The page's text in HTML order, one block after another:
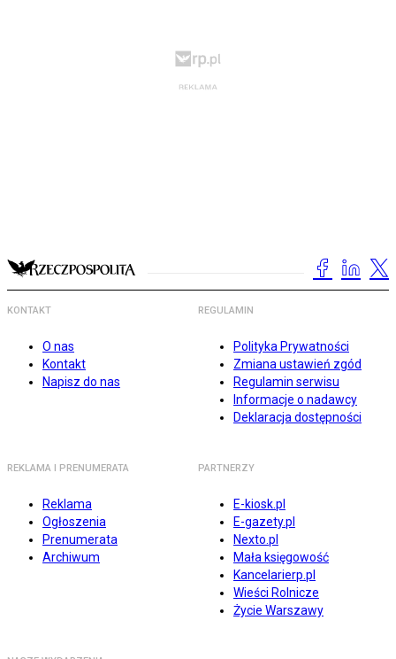
KONTAKT
O nas
Kontakt
Napisz do nas
REGULAMIN
Polityka Prywatności
Zmiana ustawień zgód
Regulamin serwisu
Informacje o nadawcy
Deklaracja dostępności
REKLAMA I PRENUMERATA
Reklama
Ogłoszenia
Prenumerata
Archiwum
PARTNERZY
E-kiosk.pl
E-gazety.pl
Nexto.pl
Mała księgowość
Kancelarierp.pl
Wieści Rolnicze
Życie Warszawy